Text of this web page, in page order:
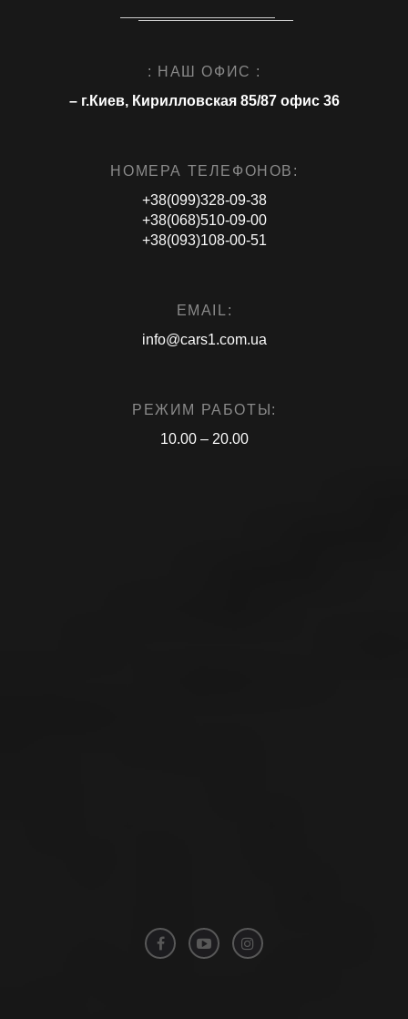
: НАШ ОФИС :
– г.Киев, Кирилловская 85/87 офис 36
НОМЕРА ТЕЛЕФОНОВ:
+38(099)328-09-38
+38(068)510-09-00
+38(093)108-00-51
EMAIL:
info@cars1.com.ua
РЕЖИМ РАБОТЫ:
10.00 – 20.00